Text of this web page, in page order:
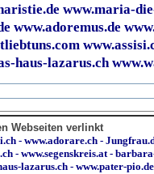
www.maria-
www.adoremus.de
haus-lazarus.ch
Webseiten verlinkt
- www.adorare.ch -
- www.segenskreis.at-
lazarus.ch - www.pater-pio.de